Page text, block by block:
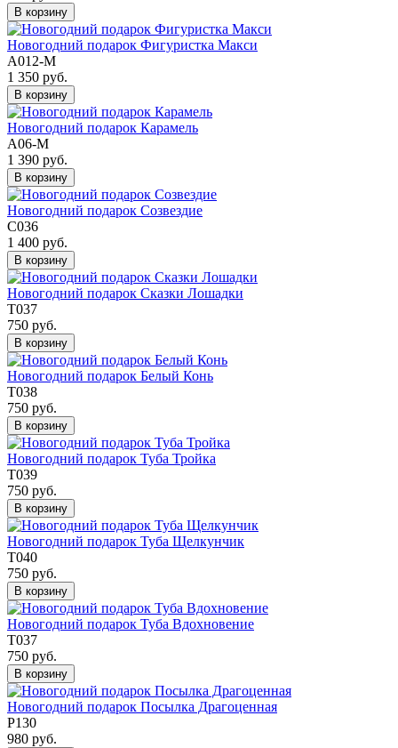
В корзину
Новогодний подарок Фигуристка Макси
А012-М
1 350 руб.
В корзину
Новогодний подарок Карамель
А06-М
1 390 руб.
В корзину
Новогодний подарок Созвездие
С036
1 400 руб.
В корзину
Новогодний подарок Сказки Лошадки
Т037
750 руб.
В корзину
Новогодний подарок Белый Конь
Т038
750 руб.
В корзину
Новогодний подарок Туба Тройка
Т039
750 руб.
В корзину
Новогодний подарок Туба Щелкунчик
Т040
750 руб.
В корзину
Новогодний подарок Туба Вдохновение
Т037
750 руб.
В корзину
Новогодний подарок Посылка Драгоценная
Р130
980 руб.